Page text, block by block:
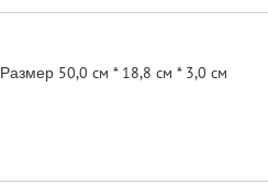
Размер 50,0 см * 18,8 см * 3,0 см